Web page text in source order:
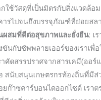
กใช้วัสดุที่เป็นมิตรกับสิ่งแวดล้อ
ารไปจนถึงบรรจุภัณฑ์ที่ย่อยสล
ผสมที่ดีต่อสุขภาพและยั่งยืน: เ
ขันกับซัพพลายเออร์ของเราเพื่
าคัดสรรปราศจากสารเคมี(ออร์
สนับสนุนเกษตรกรท้องถิ่นที่มีส่
ยก๊าซคาร์บอนไดออกไซด์ เราต